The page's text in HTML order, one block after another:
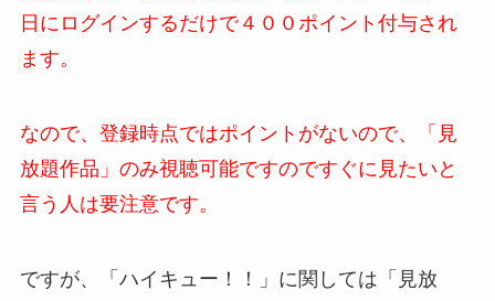
日にログインするだけで４００ポイント付与され
ます。
なので、登録時点ではポイントがないので、「見
放題作品」のみ視聴可能ですのですぐに見たいと
言う人は要注意です。
ですが、「ハイキュー！！」に関しては「見放